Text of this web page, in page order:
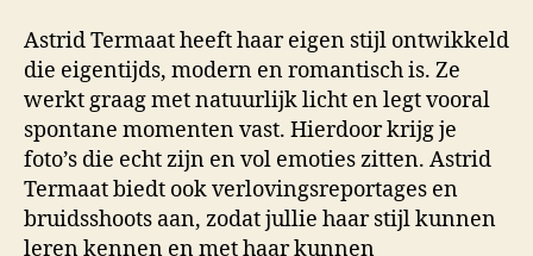
Astrid Termaat heeft haar eigen stijl ontwikkeld
die eigentijds, modern en romantisch is. Ze
werkt graag met natuurlijk licht en legt vooral
spontane momenten vast. Hierdoor krijg je
foto’s die echt zijn en vol emoties zitten. Astrid
Termaat biedt ook verlovingsreportages en
bruidsshoots aan, zodat jullie haar stijl kunnen
leren kennen en met haar kunnen